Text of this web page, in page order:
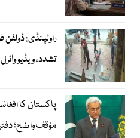
راولپنڈی:
تشدد، ویڈیو وائرل
پاکستان کا
مؤقف واضح؛